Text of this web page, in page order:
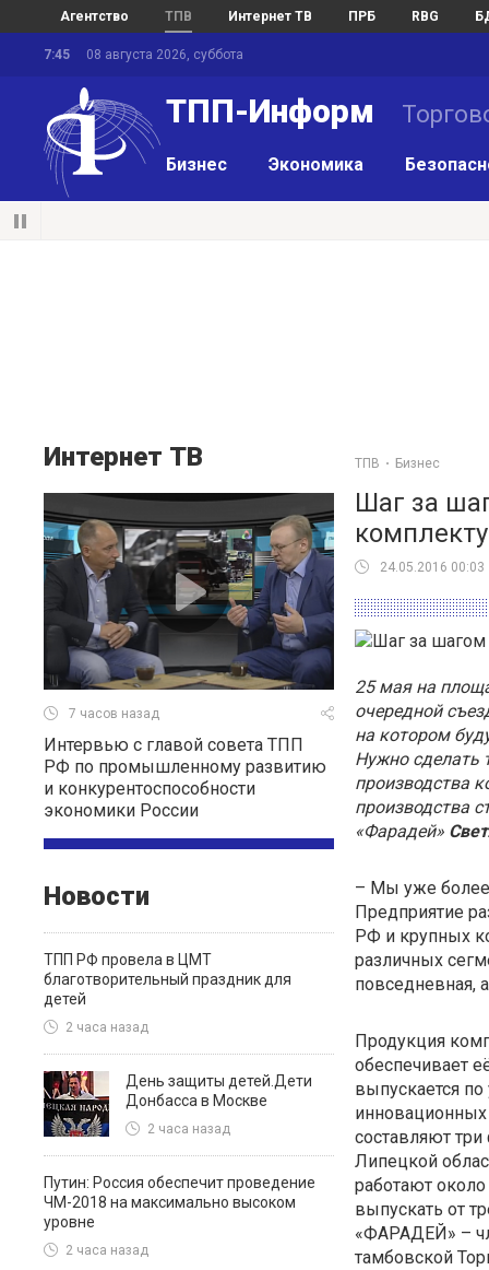
Агентство ТПВ Интернет ТВ ПРБ RBG
7:45 08 августа 2026, суббота
ТПП-Информ
Бизнес Экономика
Интернет ТВ
7 часов назад
Интервью c главой совета ТПП
РФ по промышленному развитию
и конкурентоспособности
экономики России
Новости
ТПП РФ провела в ЦМТ
благотворительный праздник для
детей
2 часа назад
День защиты детей.Дети
Донбасса в Москве
2 часа назад
Путин: Россия обеспечит проведение
ЧМ-2018 на максимально высоком
уровне
2 часа назад
ТПВ Бизнес
Шаг за
24.05.2016 00:03
25 мая на
очередной
на котором
Нужно сделать
производства
производства
«Фарадей»
– Мы уже более
Предприятие
РФ и крупных
различных
повседневная,
Продукция
обеспечивает
выпускается
составляют
Липецкой
работают
выпускать от
«ФАРАДЕЙ» –
тамбовской
вчера
Генеральная ассамблея Итало-
Российской торговой палаты
(ИРТП),
VIII